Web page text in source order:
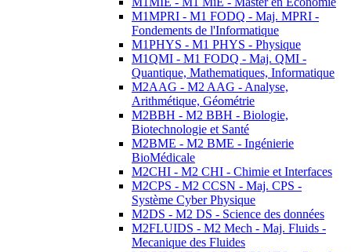
M1MPRI - M1 FODQ - Maj. MPRI -
Fondements de l'Informatique
M1PHYS - M1 PHYS - Physique
M1QMI - M1 FODQ - Maj. QMI -
Quantique, Mathematiques, Informatique
M2AAG - M2 AAG - Analyse,
Arithmétique, Géométrie
M2BBH - M2 BBH - Biologie,
Biotechnologie et Santé
M2BME - M2 BME - Ingénierie
BioMédicale
M2CHI - M2 CHI - Chimie et Interfaces
M2CPS - M2 CCSN - Maj. CPS -
Système Cyber Physique
M2DS - M2 DS - Science des données
M2FLUIDS - M2 Mech - Maj. Fluids -
Mecanique des Fluides